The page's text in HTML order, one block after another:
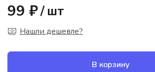
99 ₽/ шт
Нашли дешевле?
В корзину